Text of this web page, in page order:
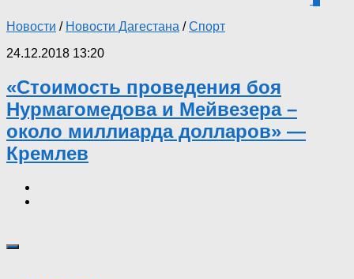
Новости / Новости Дагестана /Спорт
24.12.2018 13:20
«Стоимость проведения боя
Нурмагомедова и Мейвезера –
около миллиарда долларов» —
Кремлев